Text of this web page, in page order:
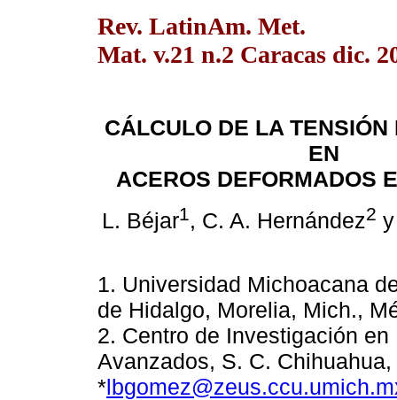
Rev. LatinAm. Met.
Mat. v.21 n.2 Caracas dic.
CÁLCULO DE LA TENSIÓN
EN
ACEROS DEFORMADOS
L. Béjar1, C. A. Hernández2
1. Universidad Michoacana
de Hidalgo, Morelia, Mich.,
2. Centro de Investigación en
Avanzados, S. C.
*